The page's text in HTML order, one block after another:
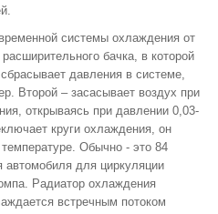
системы охлаждения от
бачка, в которой
давления в системе,
Второй – засасывает воздух при
открываясь при давлении 0,03-
круги охлаждения, он
Обычно - это 84
для циркуляции
Радиатор охлаждения
встречным потоком